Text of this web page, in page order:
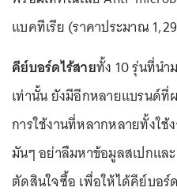
แบคทีเรีย (ราคาประมาณ
คีย์บอร์ดไร้สายทั้ง 10 รุ่นที่นำ
เท่านั้น ยังมีอีกหลายแบรนด์
การใช้งานที่หลากหลายทั้งใช้
มันๆ อย่าลืมหาข้อมูลสเปกแล
ตัดสินใจซื้อ เพื่อให้ได้คีย์บอร์